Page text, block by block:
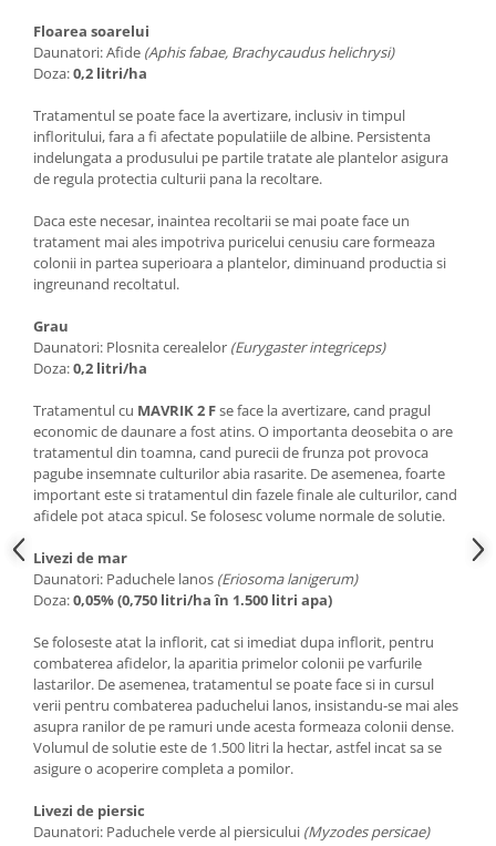
Saci
Spray si intretinere
Lichidare STOC
Produse Bricolaj
Acumulatori si Incarcatoare
Baros / Ciocan / Topor
Burghie
Cantare
Centuri/chingi
Chei fixe
Colier / Faseta
Consumabile motofierastrau
drujba
Demarouri drujba
Discuri debitare
Discuri motocoasa
Feronerie si accesorii
Fierastraie manuale
Fire motocoasa
Flexuri si Polizoare
Hranitoare/ Adapatoare
Floarea soarelui
Daunatori: Afide (Aphis fabae, Brachycaudus helichrysi)
Doza:0,2 litri/ha
Tratamentul se poate face la avertizare, inclusiv in timpul
infloritului, fara a fi afectate populatiile de albine. Persistenta
indelungata a produsului pe partile tratate ale plantelor asigura
de regula protectia culturii pana la recoltare.
Daca este necesar, inaintea recoltarii se mai poate face un
tratament mai ales impotriva puricelui cenusiu care formeaza
colonii in partea superioara a plantelor, diminuand productia si
ingreunand recoltatul.
Grau
Daunatori: Plosnita cerealelor (Eurygaster integriceps)
Doza:0,2 litri/ha
Tratamentul cu MAVRIK 2 Fse face la avertizare, cand pragul
economic de daunare a fost atins. O importanta deosebita o are
tratamentul din toamna, cand purecii de frunza pot provoca
pagube insemnate culturilor abia rasarite. De asemenea, foarte
important este si tratamentul din fazele finale ale culturilor, cand
afidele pot ataca spicul. Se folosesc volume normale de solutie.
Livezi de mar
Daunatori: Paduchele lanos (Eriosoma lanigerum)
Doza:0,05% (0,750 litri/ha în 1.500 litri apa)
Se foloseste atat la inflorit, cat si imediat dupa inflorit, pentru
combaterea afidelor, la aparitia primelor colonii pe varfurile
lastarilor. De asemenea, tratamentul se poate face si in cursul
verii pentru combaterea paduchelui lanos, insistandu-se mai ales
asupra ranilor de pe ramuri unde acesta formeaza colonii dense.
Volumul de solutie este de 1.500 litri la hectar, astfel incat sa se
asigure o acoperire completa a pomilor.
Livezi de piersic
Daunatori: Paduchele verde al piersicului (Myzodes persicae)